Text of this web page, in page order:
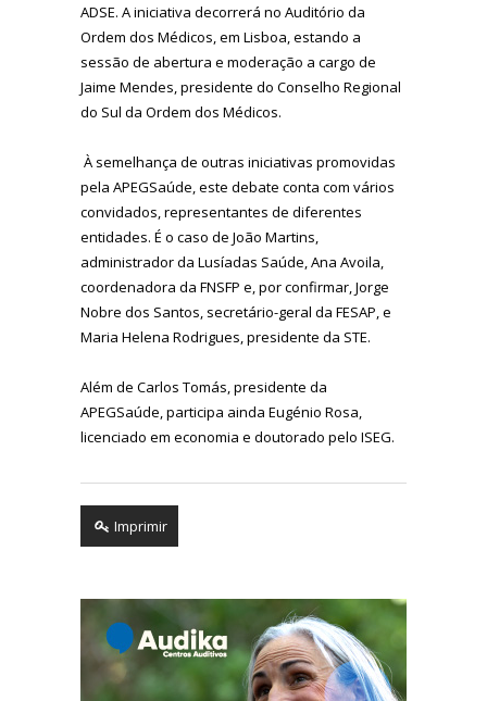
ADSE. A iniciativa decorrerá no Auditório da
Ordem dos Médicos, em Lisboa, estando a
sessão de abertura e moderação a cargo de
Jaime Mendes, presidente do Conselho Regional
do Sul da Ordem dos Médicos.
À semelhança de outras iniciativas promovidas
pela APEGSaúde, este debate conta com vários
convidados, representantes de diferentes
entidades. É o caso de João Martins,
administrador da Lusíadas Saúde, Ana Avoila,
coordenadora da FNSFP e, por confirmar, Jorge
Nobre dos Santos, secretário-geral da FESAP, e
Maria Helena Rodrigues, presidente da STE.
Além de Carlos Tomás, presidente da
APEGSaúde, participa ainda Eugénio Rosa,
licenciado em economia e doutorado pelo ISEG.
Imprimir